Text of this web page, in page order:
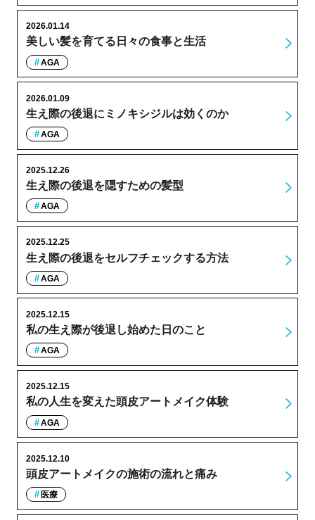
美しい髪を育てる日々の食事と生活
2026.01.14
AGA
生え際の後退にミノキシジルは効くのか
2026.01.09
AGA
生え際の後退を隠すための髪型
2025.12.26
AGA
生え際の後退をセルフチェックする方法
2025.12.25
AGA
私の生え際が後退し始めた日のこと
2025.12.15
AGA
私の人生を変えた頭皮アートメイク体験
2025.12.15
AGA
頭皮アートメイクの施術の流れと痛み
2025.12.10
医療